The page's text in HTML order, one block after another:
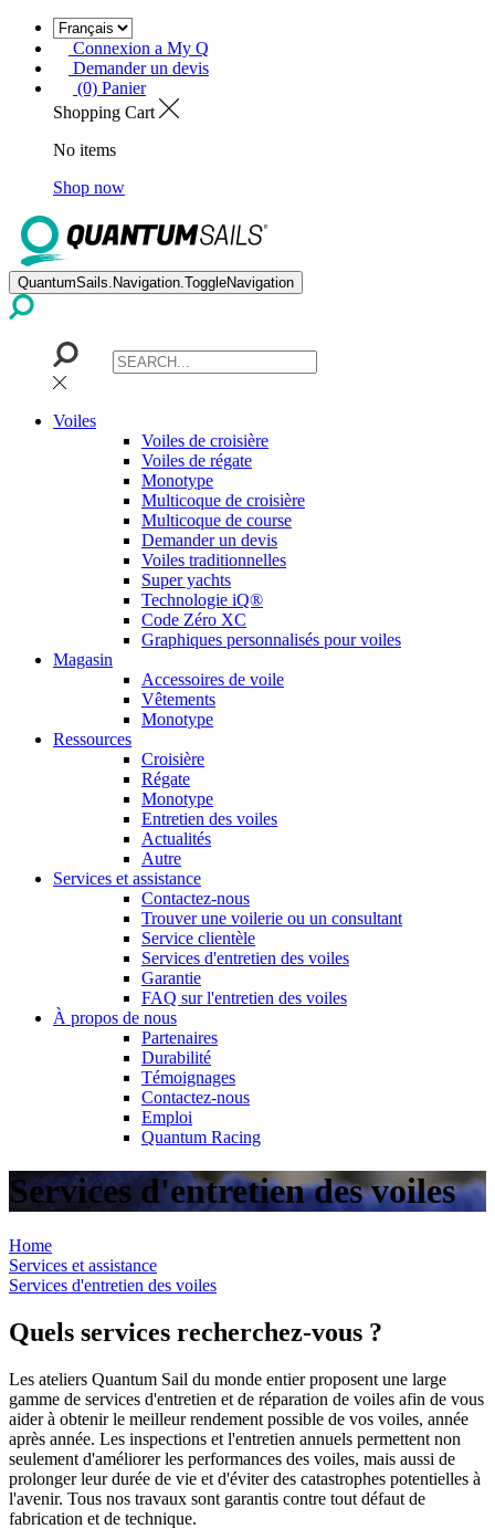
Connexion a My Q
Demander un devis
(0) Panier
Shopping Cart
No items
Shop now
QuantumSails.Navigation.ToggleNavigation
Voiles
Voiles de croisière
Voiles de régate
Monotype
Multicoque de croisière
Multicoque de course
Demander un devis
Voiles traditionnelles
Super yachts
Technologie iQ®
Code Zéro XC
Graphiques personnalisés pour voiles
Magasin
Accessoires de voile
Vêtements
Monotype
Ressources
Croisière
Régate
Monotype
Entretien des voiles
Actualités
Autre
Services et assistance
Contactez-nous
Trouver une voilerie ou un consultant
Service clientèle
Services d'entretien des voiles
Garantie
FAQ sur l'entretien des voiles
À propos de nous
Partenaires
Durabilité
Témoignages
Contactez-nous
Emploi
Quantum Racing
Services d'entretien des voiles
Home
Services et assistance
Services d'entretien des voiles
Quels services recherchez-vous ?
Les ateliers Quantum Sail du monde entier proposent une large
gamme de services d'entretien et de réparation de voiles afin de vous
aider à obtenir le meilleur rendement possible de vos voiles, année
après année. Les inspections et l'entretien annuels permettent non
seulement d'améliorer les performances des voiles, mais aussi de
prolonger leur durée de vie et d'éviter des catastrophes potentielles à
l'avenir. Tous nos travaux sont garantis contre tout défaut de
fabrication et de technique.